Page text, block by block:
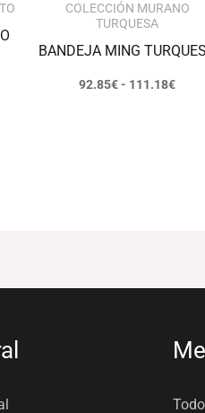
COLECCIÓN MURANO
TURQUESA
BANDEJA MING
92.85€- 111.18€